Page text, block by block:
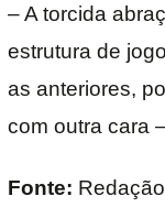
– A torcida
estrutura de
as anteriores,
com outra cara
Fonte: